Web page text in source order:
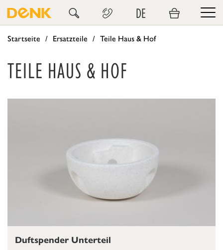
DE
Startseite Ersatzteile Teile Haus & Hof
TEILE HAUS & HOF
Duftspender Unterteil